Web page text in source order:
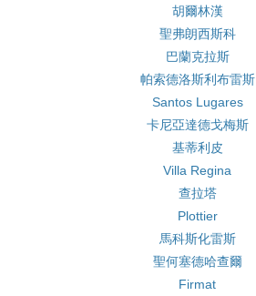
胡爾林漢
聖弗朗西斯科
巴蘭克拉斯
帕索德洛斯利布雷斯
Santos Lugares
卡尼亞達德戈梅斯
基蒂利皮
Villa Regina
查拉塔
Plottier
馬科斯化雷斯
聖何塞德哈查爾
Firmat